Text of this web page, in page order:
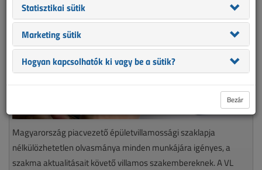
Magyarország piacvezető épületvillamossági szaklapja
nélkülözhetetlen olvasmánya minden munkájára igényes, a
szakma aktualitásait követő villamos szakembereknek. A VL
Statisztikai sütik
Marketing sütik
Hogyan kapcsolhatók ki vagy be a sütik?
Bezár